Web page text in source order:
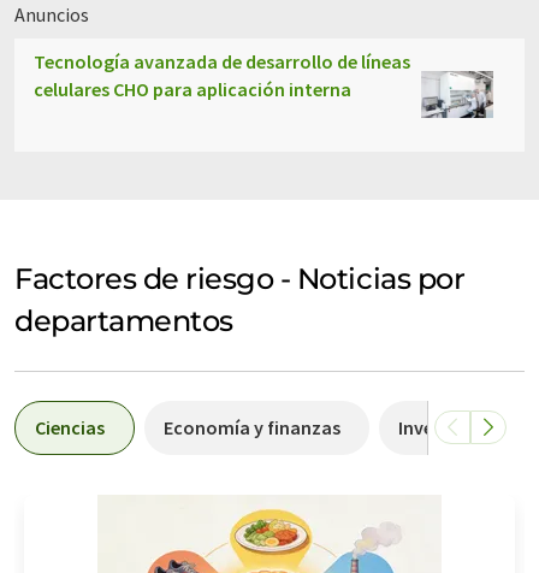
Anuncios
Tecnología avanzada de desarrollo de líneas
celulares CHO para aplicación interna
Factores de riesgo - Noticias por
departamentos
Ciencias Economía y finanzas Investigación y